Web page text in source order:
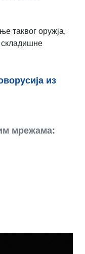
таквог оружја,
из
мрежама: